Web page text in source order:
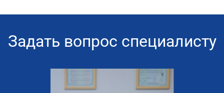
Задать вопрос специалисту